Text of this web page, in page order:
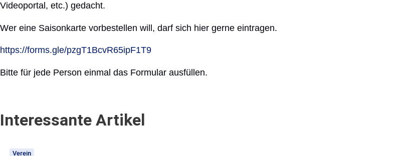
Videoportal, etc.) gedacht.
Wer eine Saisonkarte vorbestellen will, darf sich hier gerne eintragen.
https://forms.gle/pzgT1BcvR65ipF1T9
Bitte für jede Person einmal das Formular ausfüllen.
Interessante Artikel
Verein